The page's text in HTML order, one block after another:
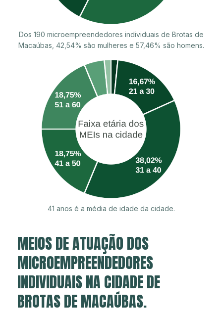
Dos 190 microempreendedores individuais de Brotas de
Macaúbas, 42,54% são mulheres e 57,46% são homens.
41 anos é a média de idade da cidade.
MEIOS DE ATUAÇÃO DOS
MICROEMPREENDEDORES
INDIVIDUAIS NA CIDADE DE
BROTAS DE MACAÚBAS.